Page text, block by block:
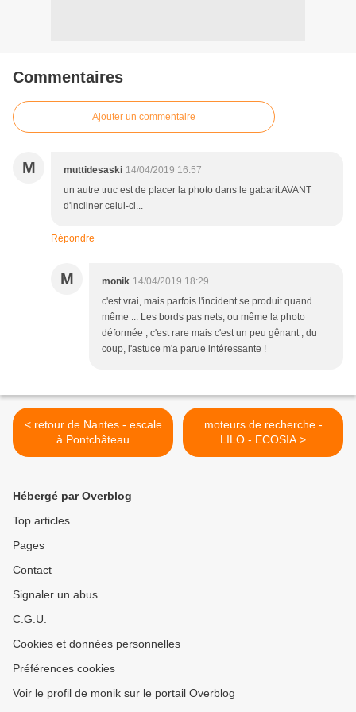
Commentaires
Ajouter un commentaire
M muttidesaski 14/04/2019 16:57
un autre truc est de placer la photo dans le gabarit AVANT
d'incliner celui-ci...
Répondre
M monik 14/04/2019 18:29
c'est vrai, mais parfois l'incident se produit quand
même ... Les bords pas nets, ou même la photo
déformée ; c'est rare mais c'est un peu gênant ; du
coup, l'astuce m'a parue intéressante !
< retour de Nantes - escale
à Pontchâteau
moteurs de recherche -
LILO - ECOSIA >
Hébergé par Overblog
Top articles
Pages
Contact
Signaler un abus
C.G.U.
Cookies et données personnelles
Préférences cookies
Voir le profil de monik sur le portail Overblog